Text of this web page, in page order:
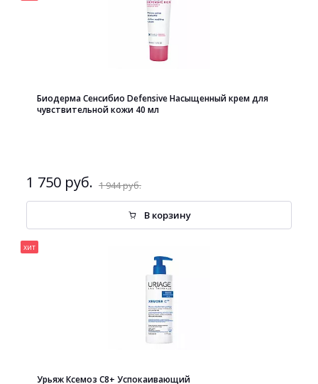
Биодерма Сенсибио Defensive Насыщенный крем для
чувствительной кожи 40 мл
1 750 руб. 1 944 руб.
В корзину
хит
Урьяж Ксемоз С8+ Успокаивающий